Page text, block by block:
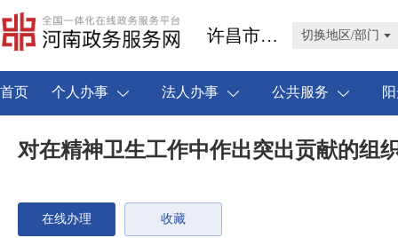
许昌市禹州市 切换地区/部门
首页 个人办事 法人办事 公共服务
对在精神卫生工作中作出突出贡献的组
在线办理 收藏